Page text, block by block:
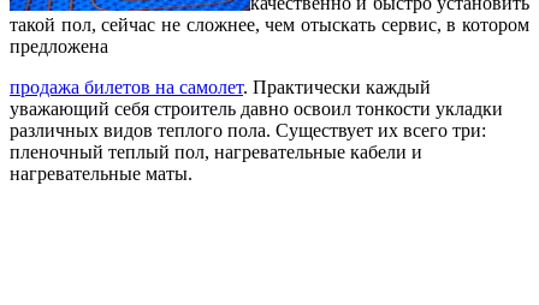
такой пол, сейчас не сложнее, чем отыскать сервис, в котором
предложена
продажа билетов на самолет. Практически каждый
уважающий себя строитель давно освоил тонкости укладки
различных видов теплого пола. Существует их всего три:
пленочный теплый пол, нагревательные кабели и
нагревательные маты.